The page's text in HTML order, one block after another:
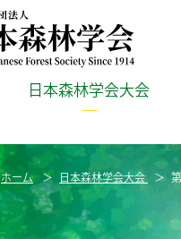
日本森林学会大会
ホーム 日本森林学会大会